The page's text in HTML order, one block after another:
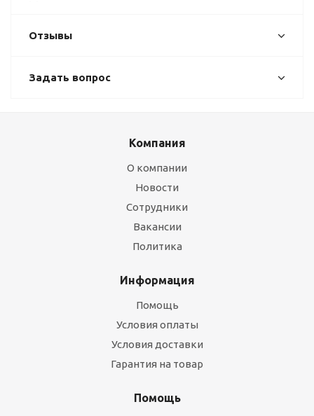
Отзывы
Задать вопрос
Компания
О компании
Новости
Сотрудники
Вакансии
Политика
Информация
Помощь
Условия оплаты
Условия доставки
Гарантия на товар
Помощь